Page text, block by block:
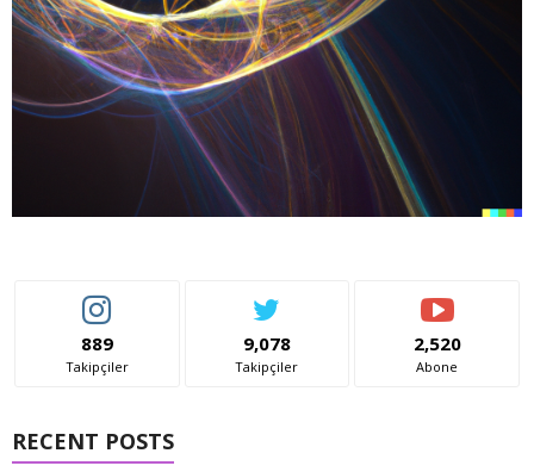
889
Takipçiler
9,078
Takipçiler
2,520
Abone
RECENT POSTS